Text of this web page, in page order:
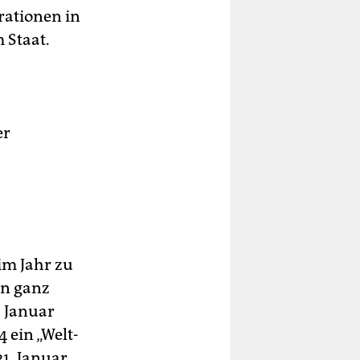
in
Staat.
Jahr zu
ganz
Januar
ein „Welt-